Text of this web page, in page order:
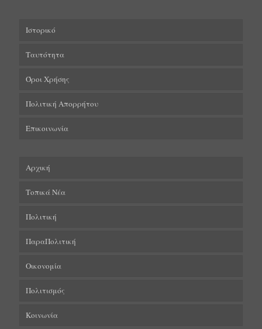
Ιστορικό
Ταυτότητα
Όροι Χρήσης
Πολιτική Απορρήτου
Επικοινωνία
Αρχική
Τοπικά Νέα
Πολιτική
ΠαραΠολιτική
Οικονομία
Πολιτισμός
Κοινωνία